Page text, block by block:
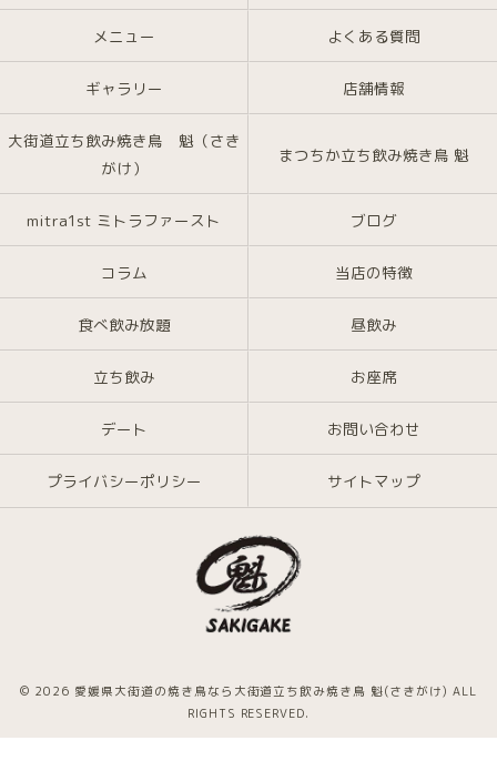
メニュー よくある質問
ギャラリー 店舗情報
大街道立ち飲み焼き鳥 魁（さき
がけ）
まつちか立ち飲み焼き鳥 魁
mitra1st ミトラファースト ブログ
コラム 当店の特徴
食べ飲み放題 昼飲み
立ち飲み お座席
デート お問い合わせ
プライバシーポリシー サイトマップ
© 2026 愛媛県大街道の焼き鳥なら大街道立ち飲み焼き鳥 魁(さきがけ) ALL
RIGHTS RESERVED.